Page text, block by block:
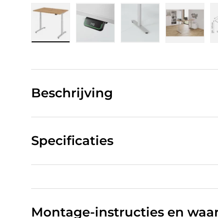
Beschrijving
Specificaties
Montage-instructies en